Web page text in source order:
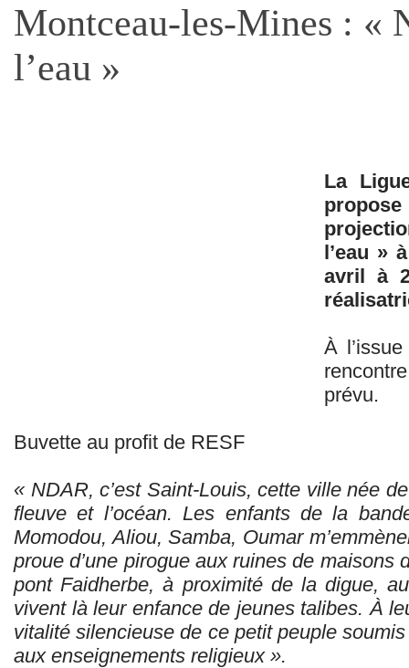
Montceau-les-Mines : «
l’eau »
La
l’eau »
avril à
À
prévu.
Buvette au profit de RESF
« NDAR, c’est Saint-Louis, cette ville née
fleuve et l’océan. Les enfants de la
Momodou, Aliou, Samba, Oumar
proue d’une pirogue aux ruines de maisons
pont Faidherbe, à proximité de la digue,
vivent là leur enfance de jeunes talibes. À
vitalité silencieuse de ce petit peuple
aux enseignements religieux ».